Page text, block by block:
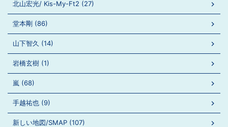
北山宏光/ Kis-My-Ft2 (27)
堂本剛 (86)
山下智久 (14)
岩橋玄樹 (1)
嵐 (68)
手越祐也 (9)
新しい地図/SMAP (107)